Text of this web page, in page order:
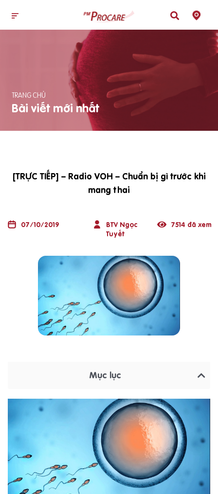
TRANG CHỦ
Bài viết mới nhất
[TRỰC TIẾP] – Radio VOH – Chuẩn bị gì trước khi
mang thai
07/10/2019
BTV Ngọc
Tuyết
7514 đã xem
Mục lục